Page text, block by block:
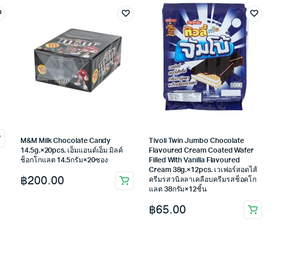
M&M Milk Chocolate Candy
14.5g.×20pcs. เอ็มแอนด์เอ็ม มิลค์
ช็อกโกแลต 14.5กรัม×20ซอง
฿200.00
Tivoli Twin Jumbo Chocolate
Flavoured Cream Coated Wafer
Filled With Vanilla Flavoured
Cream 38g.×12pcs. เวเฟอร์สอดไส้
ครีมรสวนิลลาเคลือบครีมรสช็อคโก
แลต 38กรัม×12ชิ้น
฿65.00